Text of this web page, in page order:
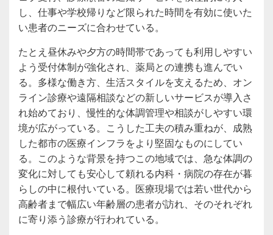
し、仕事や学校帰りなど限られた時間を有効に使いた
い患者のニーズに合わせている。
たとえ昼休みや夕方の時間帯であっても利用しやすい
よう受付体制が強化され、薬局との連携も進んでい
る。多様な働き方、生活スタイルを支えるため、オン
ライン診療や遠隔相談などの新しいサービスが導入さ
れ始めており、慢性的な体調管理や相談がしやすい環
境が広がっている。こうした工夫の積み重ねが、成熟
した都市の医療インフラをより堅固なものにしてい
る。このような背景を持つこの地域では、急な体調の
変化に対しても安心して頼れる内科・病院の存在が暮
らしの中に根付いている。医療現場では若い世代から
高齢者まで幅広い年齢層の患者が訪れ、そのそれぞれ
に寄り添う診療が行われている。